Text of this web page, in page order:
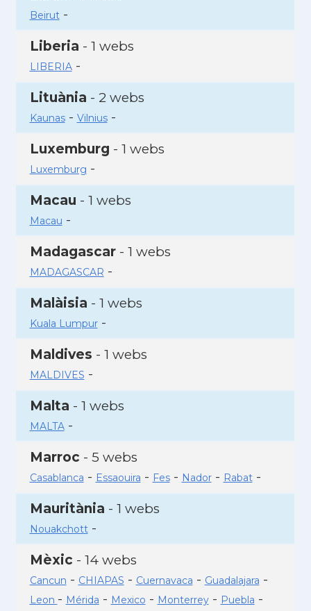
Beirut-
Liberia - 1 webs
LIBERIA-
Lituània - 2 webs
Kaunas- Vilnius-
Luxemburg - 1 webs
Luxemburg -
Macau - 1 webs
Macau -
Madagascar- 1 webs
MADAGASCAR -
Malàisia - 1 webs
Kuala Lumpur-
Maldives - 1 webs
MALDIVES -
Malta - 1 webs
MALTA-
Marroc - 5 webs
Casablanca - Essaouira - Fes- Nador- Rabat-
Mauritània - 1 webs
Nouakchott-
Mèxic - 14 webs
Cancun - CHIAPAS - Cuernavaca - Guadalajara -
Leon - Mérida - Mexico - Monterrey- Puebla -